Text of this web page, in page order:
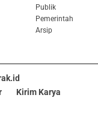
Publik
Pemerintah
Arsip
Kirim Karya